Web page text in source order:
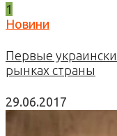
1
Новини
Первые
рынках страны
29.06.2017